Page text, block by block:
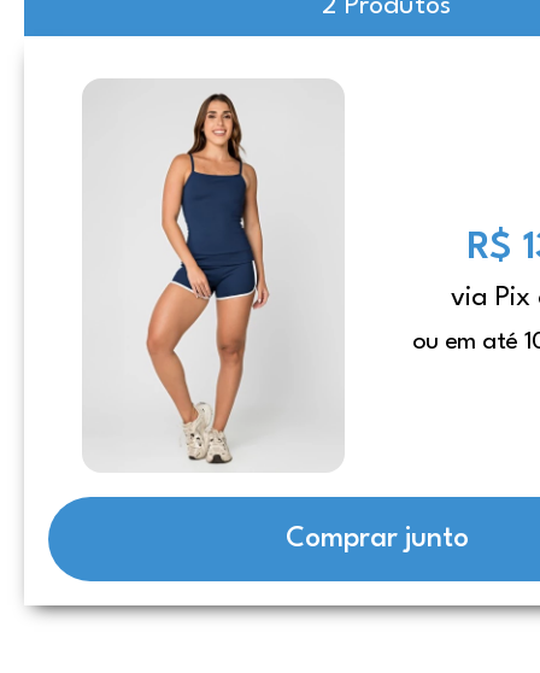
2 Produtos
R$
via Pix
ou em até
Comprar junto